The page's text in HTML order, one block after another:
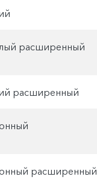
расширенный
расширенный
расширенный